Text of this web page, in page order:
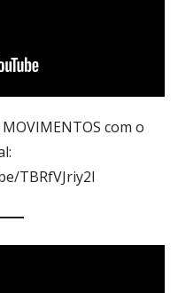
com o
TBRfVJriy2I